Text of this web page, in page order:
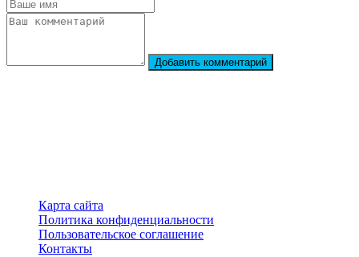
Добавить комментарий
Карта сайта
Политика конфиденциальности
Пользовательское соглашение
Контакты